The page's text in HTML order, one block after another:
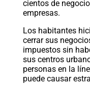
cientos de
empresas.
Los habitantes
cerrar sus
impuestos sin
sus centros
personas en la
puede causar